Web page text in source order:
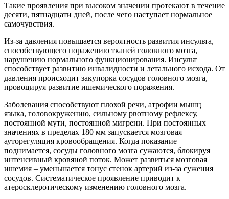
Такие проявления при высоком значении протекают в течение
десяти, пятнадцати дней, после чего наступает нормальное
самочувствия.
Из-за давления повышается вероятность развития инсульта,
способствующего поражению тканей головного мозга,
нарушению нормального функционирования. Инсульт
способствует развитию инвалидности и летального исхода. От
давления происходит закупорка сосудов головного мозга,
провоцируя развитие ишемического поражения.
Заболевания способствуют плохой речи, атрофии мышц
языка, головокружению, сильному рвотному рефлексу,
постоянной мути, постоянной мигрени. При постоянных
значениях в пределах 180 мм запускается мозговая
ауторегуляция кровообращения. Когда показание
поднимается, сосуды головного мозга сужаются, блокируя
интенсивный кровяной поток. Может развиться мозговая
ишемия – уменьшается тонус стенок артерий из-за сужения
сосудов. Систематическое проявление приводит к
атеросклеротическому изменению головного мозга.